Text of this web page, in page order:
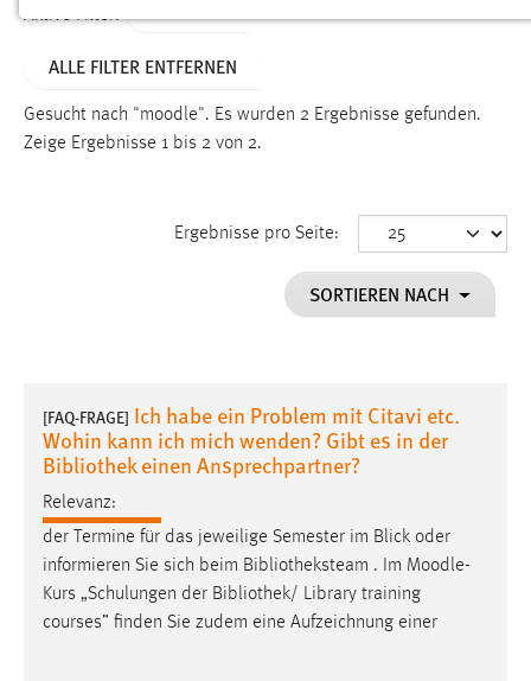
Aktive Filter:
ALLE FILTER ENTFERNEN
Gesucht nach "moodle". Es wurden 2 Ergebnisse gefunden.
Zeige Ergebnisse 1 bis 2 von 2.
Ergebnisse pro Seite:
SORTIEREN NACH
[FAQ-FRAGE] Ich habe ein Problem mit Citavi etc.
Wohin kann ich mich wenden? Gibt es in der
Bibliothek einen Ansprechpartner?
Relevanz:
der Termine für das jeweilige Semester im Blick oder
informieren Sie sich beim Bibliotheksteam . Im Moodle-
Kurs „Schulungen der Bibliothek/ Library training
courses” finden Sie zudem eine Aufzeichnung einer
Funktionen und sind für die einwandfreie Funktion der
Einverständnis
cookie_consent
Dieser Cookie speichert die ausgewählten Einverständnis-
Performance
Name:
staticfilecache
Zweck:
Für performante Seitenauslieferung wird in diesem Cookie
gespeichert, ob man eingeloggt ist.